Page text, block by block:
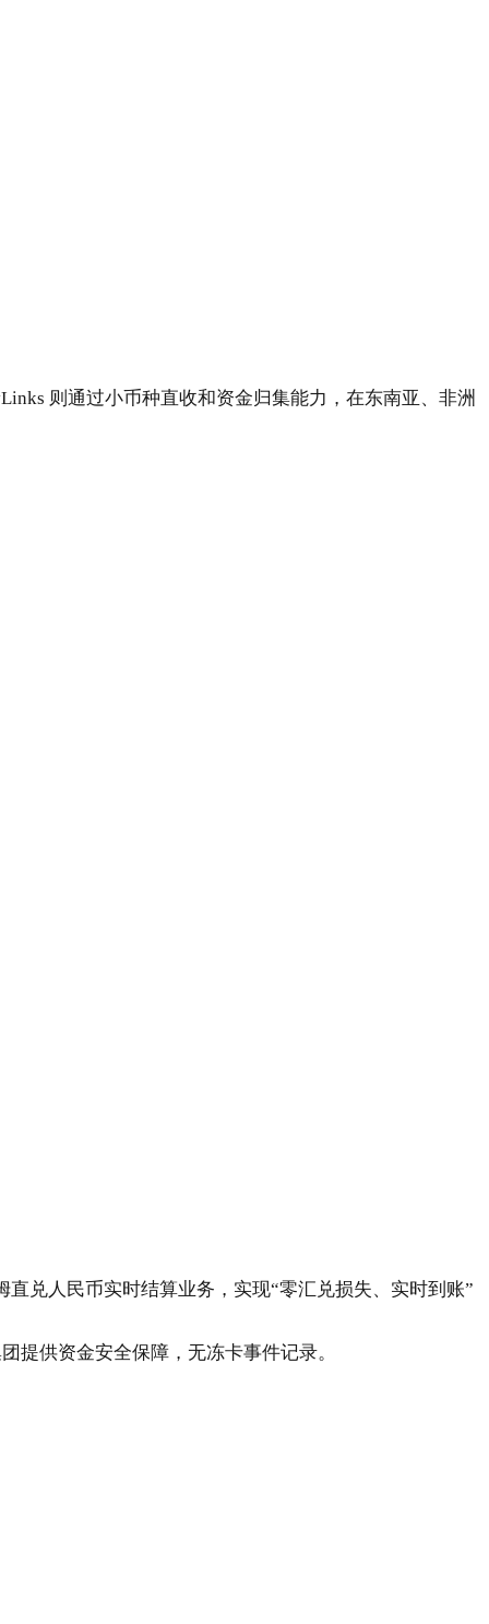
则通过小币种直收和资金归集能力，在东南亚、非洲
兑人民币实时结算业务，实现“零汇兑损失、实时到账”
提供资金安全保障，无冻卡事件记录。